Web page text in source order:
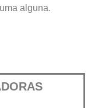
alguna.